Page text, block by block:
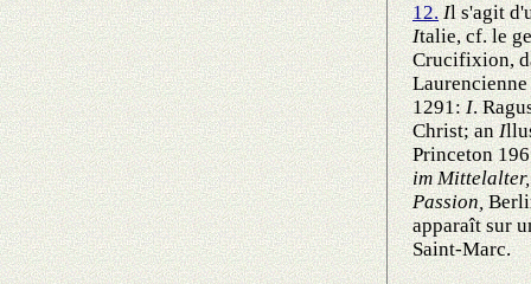
12. Il s'agit
Italie, cf. le
Crucifixion,
1291:I.
Christ; anI
Princeton
im
Passion,
apparaît sur
Saint-Marc.